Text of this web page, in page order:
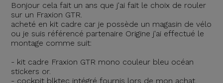
Bonjour cela fait un ans que j'ai fait le choix de rouler
sur un Fraxion GTR.
acheté en kit cadre car je possède un magasin de vélo
ou je suis référencé partenaire Origine j'ai effectué le
montage comme suit:
- kit cadre Fraxion GTR mono couleur bleu océan
stickers or.
- cockpit blktec intégré fournis lors de mon achat.